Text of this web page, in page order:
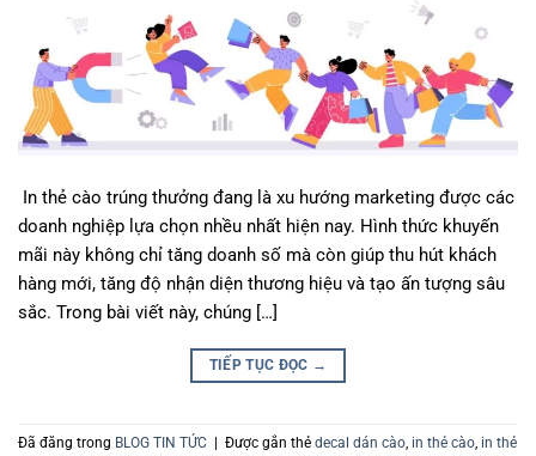
In thẻ cào trúng thưởng đang là xu hướng marketing được các
doanh nghiệp lựa chọn nhều nhất hiện nay. Hình thức khuyến
mãi này không chỉ tăng doanh số mà còn giúp thu hút khách
hàng mới, tăng độ nhận diện thương hiệu và tạo ấn tượng sâu
sắc. Trong bài viết này, chúng […]
TIẾP TỤC ĐỌC →
Đã đăng trong BLOG TIN TỨC Được gắn thẻ decal dán cào, in thẻ cào, in thẻ